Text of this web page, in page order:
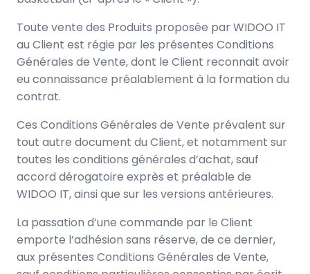
Toute vente des Produits proposée par WIDOO IT
au Client est régie par les présentes Conditions
Générales de Vente, dont le Client reconnait avoir
eu connaissance préalablement à la formation du
contrat.
Ces Conditions Générales de Vente prévalent sur
tout autre document du Client, et notamment sur
toutes les conditions générales d’achat, sauf
accord dérogatoire exprès et préalable de
WIDOO IT, ainsi que sur les versions antérieures.
La passation d’une commande par le Client
emporte l’adhésion sans réserve, de ce dernier,
aux présentes Conditions Générales de Vente,